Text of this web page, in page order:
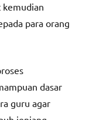
kemudian
para orang
dasar
guru agar